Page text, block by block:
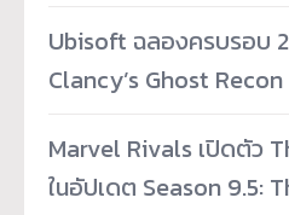
Ubisoft ฉลองครบรอบ
Clancy’s Ghost Recon
Marvel Rivals เปิดตัว
ในอัปเดต Season 9.5: